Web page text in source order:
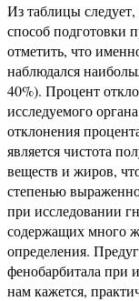
Из таблицы
способ подготовки
отметить, что
наблюдался
40%). Процент
исследуемого
отклонения
является чистота
веществ и жиров,
степенью
при исследовании
содержащих много
определения.
фенобарбитала при
нам кажется,